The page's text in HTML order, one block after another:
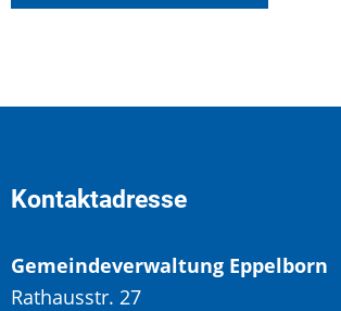
Kontaktadresse
Gemeindeverwaltung Eppelborn
Rathausstr. 27